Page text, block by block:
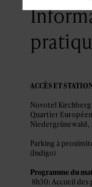
ACCÈS ET
Novotel
Quartier
Niedergrünewald,
Parking à
(Indigo)
Programme du
8h30: Accueil